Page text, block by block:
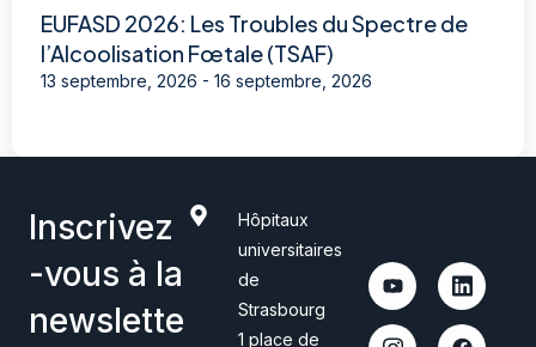
EUFASD 2026: Les Troubles du Spectre de
l’Alcoolisation Fœtale (TSAF)
13 septembre, 2026 - 16 septembre, 2026
Inscrivez
-vous à la
newslette
Hôpitaux
universitaires
de
Strasbourg
1 place de